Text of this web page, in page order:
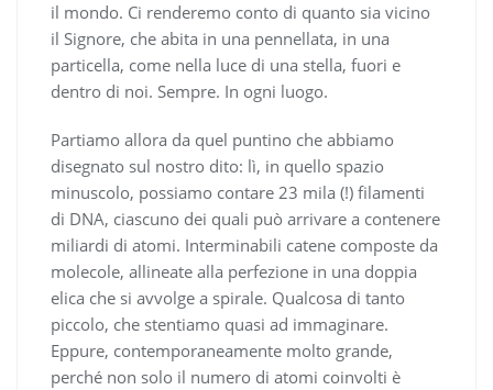
il mondo. Ci renderemo conto di quanto sia vicino
il Signore, che abita in una pennellata, in una
particella, come nella luce di una stella, fuori e
dentro di noi. Sempre. In ogni luogo.
Partiamo allora da quel puntino che abbiamo
disegnato sul nostro dito: lì, in quello spazio
minuscolo, possiamo contare 23 mila (!) filamenti
di DNA, ciascuno dei quali può arrivare a contenere
miliardi di atomi. Interminabili catene composte da
molecole, allineate alla perfezione in una doppia
elica che si avvolge a spirale. Qualcosa di tanto
piccolo, che stentiamo quasi ad immaginare.
Eppure, contemporaneamente molto grande,
perché non solo il numero di atomi coinvolti è